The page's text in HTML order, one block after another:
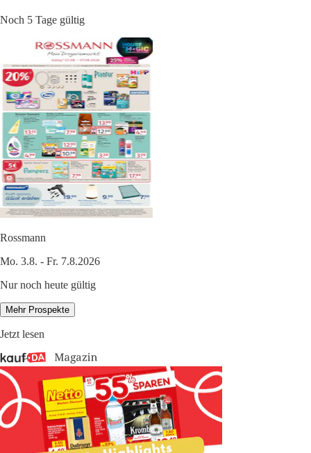
Noch 5 Tage gültig
Rossmann
Mo. 3.8. - Fr. 7.8.2026
Nur noch heute gültig
Mehr Prospekte
Jetzt lesen